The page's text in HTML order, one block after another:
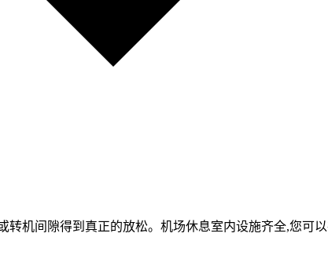
机间隙得到真正的放松。机场休息室内设施齐全,您可